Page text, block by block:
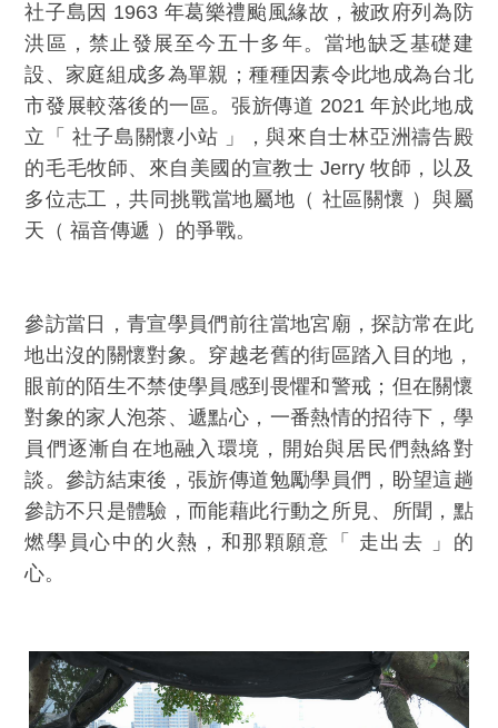
社子島因 1963 年葛樂禮颱風緣故，被政府列為防
洪區，禁止發展至今五十多年。當地缺乏基礎建
設、家庭組成多為單親；種種因素令此地成為台北
市發展較落後的一區。張旂傳道 2021 年於此地成
立「 社子島關懷小站 」，與來自士林亞洲禱告殿
的毛毛牧師、來自美國的宣教士 Jerry 牧師，以及
多位志工，共同挑戰當地屬地（ 社區關懷 ）與屬
天（ 福音傳遞 ）的爭戰。
參訪當日，青宣學員們前往當地宮廟，探訪常在此
地出沒的關懷對象。穿越老舊的街區踏入目的地，
眼前的陌生不禁使學員感到畏懼和警戒；但在關懷
對象的家人泡茶、遞點心，一番熱情的招待下，學
員們逐漸自在地融入環境，開始與居民們熱絡對
談。參訪結束後，張旂傳道勉勵學員們，盼望這趟
參訪不只是體驗，而能藉此行動之所見、所聞，點
燃學員心中的火熱，和那顆願意「 走出去 」的
心。